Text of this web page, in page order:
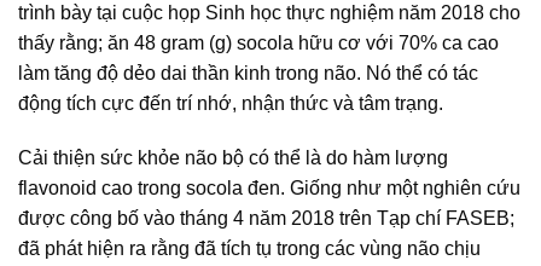
trình bày tại cuộc họp Sinh học thực nghiệm năm 2018 cho
thấy rằng; ăn 48 gram (g) socola hữu cơ với 70% ca cao
làm tăng độ dẻo dai thần kinh trong não. Nó thể có tác
động tích cực đến trí nhớ, nhận thức và tâm trạng.
Cải thiện sức khỏe não bộ có thể là do hàm lượng
flavonoid cao trong socola đen. Giống như một nghiên cứu
được công bố vào tháng 4 năm 2018 trên Tạp chí FASEB;
đã phát hiện ra rằng đã tích tụ trong các vùng não chịu